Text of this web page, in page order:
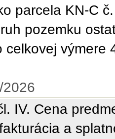
parcela KN-C č.
pozemku
celkovej výmere
2026
IV. Cena
a